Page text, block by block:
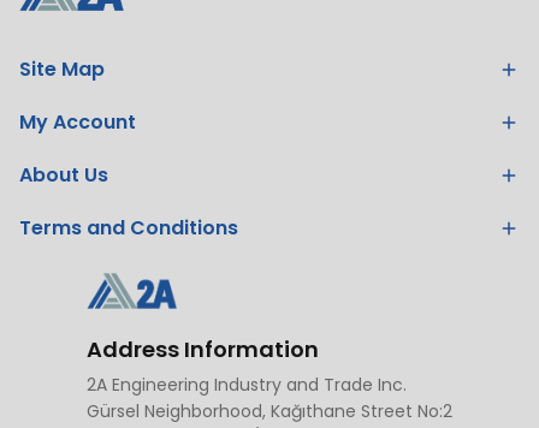
Site Map
My Account
About Us
Terms and Conditions
Address Information
2A Engineering Industry and Trade Inc.
Gürsel Neighborhood, Kağıthane Street No:2